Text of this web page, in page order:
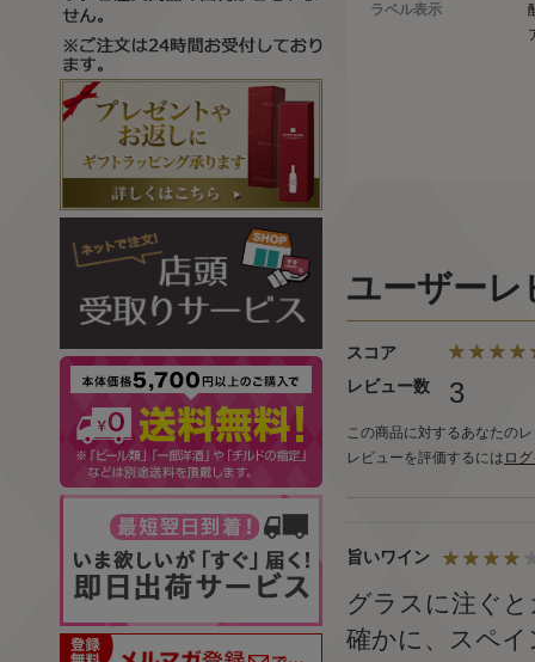
ラベル表示
ユーザーレ
スコア
レビュー数
3
この商品に対するあなたの
レビューを評価するには ロ
旨いワイン
グラスに注ぐ
確かに、スペ